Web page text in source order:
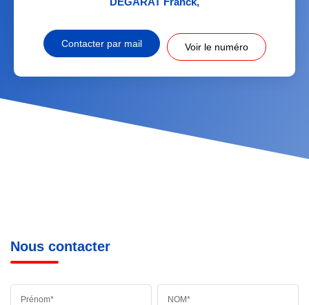
Contacter par mail Voir le numéro
Nous contacter
Prénom* NOM*